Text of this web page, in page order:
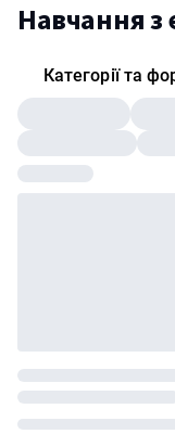
Навчання з
Категорії та